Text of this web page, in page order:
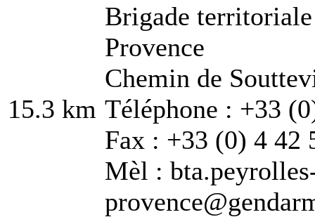
15.3 km
Brigade
Provence
Chemin de
Téléphone : +33
Fax : +33 (0) 4 42
Mèl :